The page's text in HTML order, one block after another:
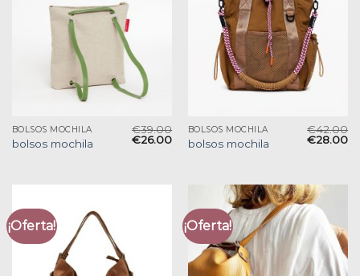
BOLSOS MOCHILA
bolsos mochila
€39.00
€26.00
BOLSOS MOCHILA
bolsos mochila
€42.00
€28.00
¡Oferta! ¡Oferta!